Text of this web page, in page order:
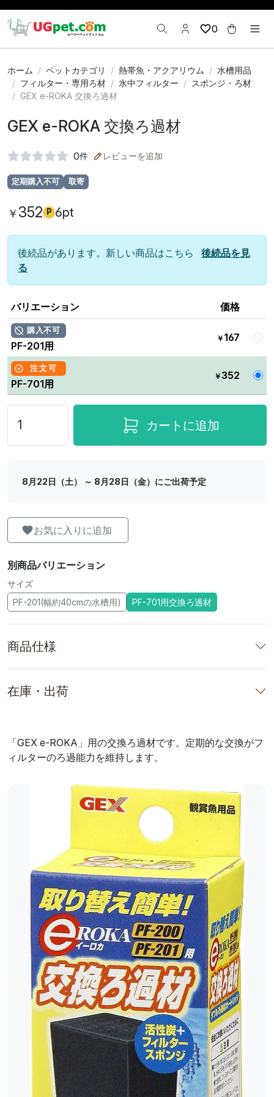
0
ホーム ペットカテゴリ 熱帯魚・アクアリウム
水槽用品
フィルター・専用ろ材
水中フィルター
スポンジ・ろ材
GEX e-ROKA 交換ろ過材
GEX e-ROKA 交換ろ過材
0件 レビューを追加
定期購入不可 取寄
￥ 352 P 6pt
後続品があります。新しい商品はこちら
後続品を見
る
バリエーション 価格
購入不可
PF-201用
￥ 167
注文可
PF-701用
￥ 352
カートに追加
8月22日（土） ～ 8月28日（金）にご出荷予定
お気に入りに追加
別商品バリエーション
サイズ
PF-201(幅約40cmの水槽用)
PF-701用交換ろ過材
商品仕様
在庫・出荷
「GEX e-ROKA」用の交換ろ過材です。定期的な交換がフ
ィルターのろ過能力を維持します。